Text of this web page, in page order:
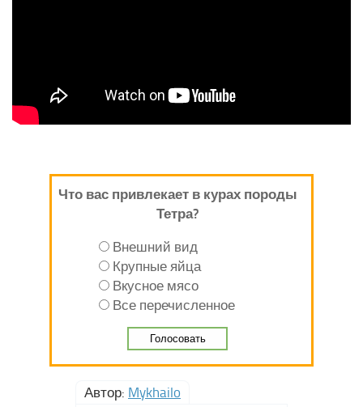
Что вас привлекает в курах породы
Тетра?
Внешний вид
Крупные яйца
Вкусное мясо
Все перечисленное
Автор: Mykhailo